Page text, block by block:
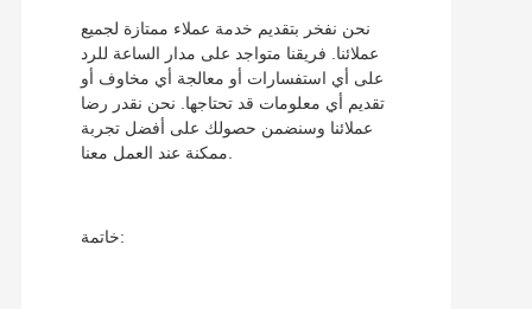
نحن نفخر بتقديم خدمة عملاء ممتازة لجميع
عملائنا. فريقنا متواجد على مدار الساعة للرد
على أي استفسارات أو معالجة أي مخاوف أو
تقديم أي معلومات قد تحتاجها. نحن نقدر رضا
عملائنا وسنضمن حصولك على أفضل تجربة
خاتمة: